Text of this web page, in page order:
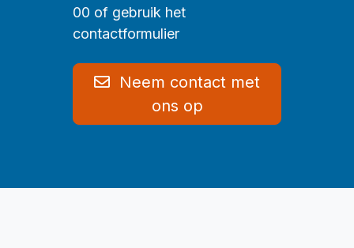
00 of gebruik het
contactformulier
Neem contact met
ons op